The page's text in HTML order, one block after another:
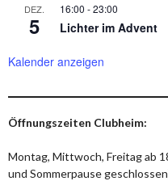
DEZ.
5
16:00 -23:00
Lichter im Advent
Kalender anzeigen
Öffnungszeiten Clubheim:
Montag, Mittwoch, Freitag ab
und Sommerpause